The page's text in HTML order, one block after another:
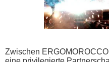
Zwischen